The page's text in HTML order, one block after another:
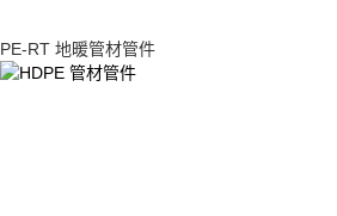
PE-RT 地暖管材管件